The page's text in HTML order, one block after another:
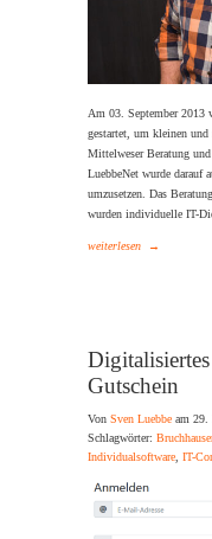
Am 03. September 2013
gestartet, um kleinen
Mittelweser Beratung
LuebbeNet wurde darauf
umzusetzen. Das
wurden individuelle IT-
weiterlesen →
Gutschein
Von Sven Luebbe am 29.
Schlagwörter:
Individualsoftware, IT-